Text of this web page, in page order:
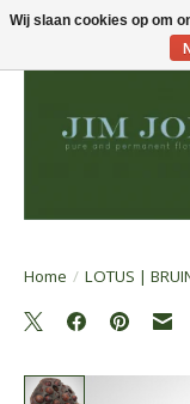
Home / LOTUS |
Product
Wij slaan cookies op om